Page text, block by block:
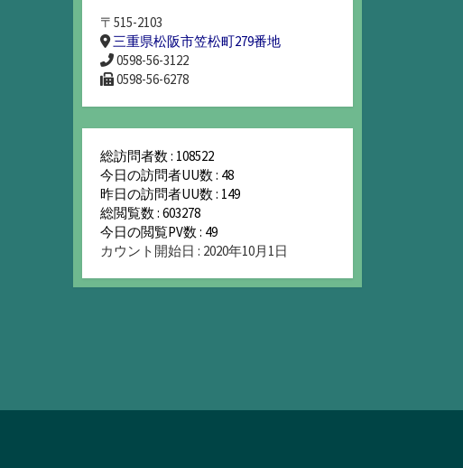
〒515-2103
三重県松阪市笠松町279番地
0598-56-3122
0598-56-6278
総訪問者数 : 108522
今日の訪問者UU数 : 48
昨日の訪問者UU数 : 149
総閲覧数 : 603278
今日の閲覧PV数 : 49
カウント開始日 : 2020年10月1日